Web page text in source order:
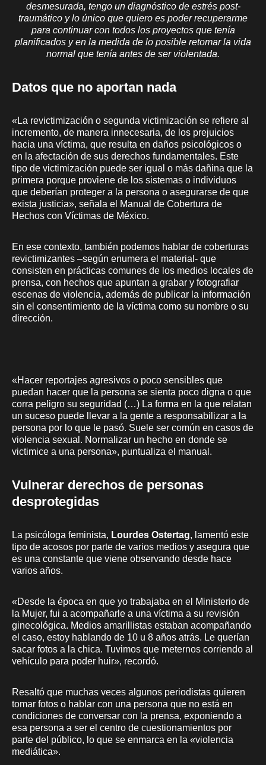
desmesurada, tengo un diagnóstico de estrés post-
traumático y lo único que quiero es poder recuperarme
para continuar con todos los proyectos que tenía
planificados y en la medida de lo posible retomar la vida
normal que tenía antes de ser violentada.
Datos que no aportan nada
«La revictimización o segunda victimización se refiere al
incremento, de manera innecesaria, de los prejuicios
hacia una víctima, que resulta en daños psicológicos o
en la afectación de sus derechos fundamentales. Este
tipo de victimización puede ser igual o más dañina que la
primera porque proviene de los sistemas o individuos
que deberían proteger a la persona o asegurarse de que
exista justicia», señala el Manual de Cobertura de
Hechos con Víctimas de México.
En ese contexto, también podemos hablar de coberturas
revictimizantes –según enumera el material- que
consisten en prácticas comunes de los medios locales de
prensa, con hechos que apuntan a grabar y fotografiar
escenas de violencia, además de publicar la información
sin el consentimiento de la víctima como su nombre o su
dirección.
«Hacer reportajes agresivos o poco sensibles que
puedan hacer que la persona se sienta poco digna o que
corra peligro su seguridad (…) La forma en la que relatan
un suceso puede llevar a la gente a responsabilizar a la
persona por lo que le pasó. Suele ser común en casos de
violencia sexual. Normalizar un hecho en donde se
victimice a una persona», puntualiza el manual.
Vulnerar derechos de personas
desprotegidas
La psicóloga feminista, Lourdes Ostertag, lamentó este
tipo de acosos por parte de varios medios y asegura que
es una constante que viene observando desde hace
varios años.
«Desde la época en que yo trabajaba en el Ministerio de
la Mujer, fui a acompañarle a una víctima a su revisión
ginecológica. Medios amarillistas estaban acompañando
el caso, estoy hablando de 10 u 8 años atrás. Le querían
sacar fotos a la chica. Tuvimos que meternos corriendo al
vehículo para poder huir», recordó.
Resaltó que muchas veces algunos periodistas quieren
tomar fotos o hablar con una persona que no está en
condiciones de conversar con la prensa, exponiendo a
esa persona a ser el centro de cuestionamientos por
parte del público, lo que se enmarca en la «violencia
mediática».